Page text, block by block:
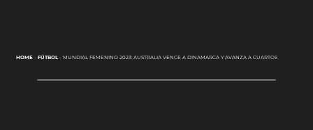
HOME- FÚTBOL- MUNDIAL FEMENINO 2023: AUSTRALIA VENCE A DINAMARCA Y AVANZA A CUARTOS